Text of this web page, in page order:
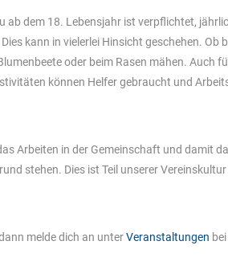
ab dem 18. Lebensjahr ist verpflichtet,
kann in vielerlei Hinsicht geschehen. Ob
oder beim Rasen mähen. Auch
können Helfer gebraucht und
Arbeiten in der Gemeinschaft und damit
stehen. Dies ist Teil unserer
melde dich an unterVeranstaltungen